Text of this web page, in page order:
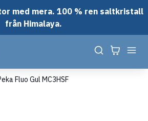
med mera. 100 % ren saltkristall
från Himalaya.
Fluo Gul MC3HSF